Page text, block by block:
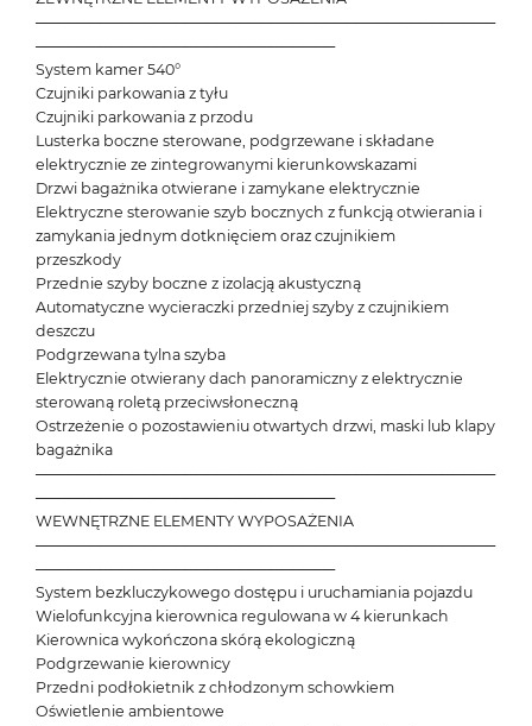
───────────────────────────────────────────
────────────────────────────
System kamer 540°
Czujniki parkowania z tyłu
Czujniki parkowania z przodu
Lusterka boczne sterowane, podgrzewane i składane
elektrycznie ze zintegrowanymi kierunkowskazami
Drzwi bagażnika otwierane i zamykane elektrycznie
Elektryczne sterowanie szyb bocznych z funkcją otwierania i
zamykania jednym dotknięciem oraz czujnikiem
przeszkody
Przednie szyby boczne z izolacją akustyczną
Automatyczne wycieraczki przedniej szyby z czujnikiem
deszczu
Podgrzewana tylna szyba
Elektrycznie otwierany dach panoramiczny z elektrycznie
sterowaną roletą przeciwsłoneczną
Ostrzeżenie o pozostawieniu otwartych drzwi, maski lub klapy
bagażnika
───────────────────────────────────────────
────────────────────────────
WEWNĘTRZNE ELEMENTY WYPOSAŻENIA
───────────────────────────────────────────
────────────────────────────
System bezkluczykowego dostępu i uruchamiania pojazdu
Wielofunkcyjna kierownica regulowana w 4 kierunkach
Kierownica wykończona skórą ekologiczną
Podgrzewanie kierownicy
Przedni podłokietnik z chłodzonym schowkiem
Oświetlenie ambientowe